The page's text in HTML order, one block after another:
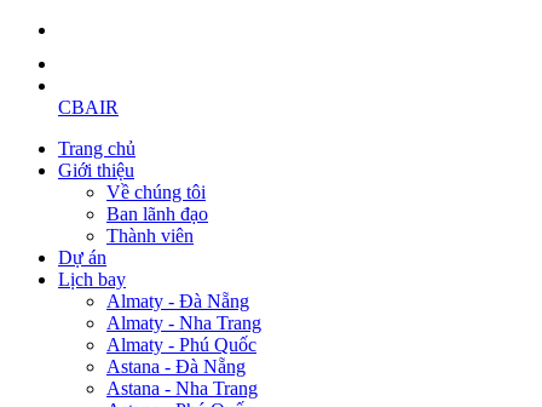
CBAIR
Trang chủ
Giới thiệu
Về chúng tôi
Ban lãnh đạo
Thành viên
Dự án
Lịch bay
Almaty - Đà Nẵng
Almaty - Nha Trang
Almaty - Phú Quốc
Astana - Đà Nẵng
Astana - Nha Trang